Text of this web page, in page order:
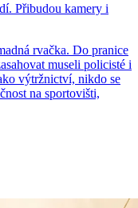
Přibudou kamery i
rvačka. Do pranice
museli policisté i
výtržnictví, nikdo se
na sportovišti,